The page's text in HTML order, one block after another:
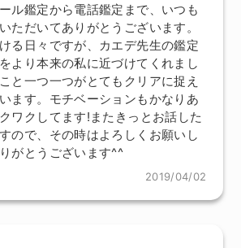
ル鑑定から電話鑑定まで、いつも
ただいてありがとうございます。
る日々ですが、カエデ先生の鑑定
より本来の私に近づけてくれまし
と一つ一つがとてもクリアに捉え
ます。モチベーションもかなりあ
ワクしてます!またきっとお話した
ので、その時はよろしくお願いし
がとうございます^^
2019/04/02